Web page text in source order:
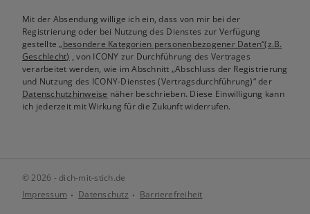
Mit der Absendung willige ich ein, dass von mir bei der
Registrierung oder bei Nutzung des Dienstes zur Verfügung
gestellte„besondere Kategorien personenbezogener Daten“(z.B.
Geschlecht) , von ICONY zur Durchführung des Vertrages
verarbeitet werden, wie im Abschnitt „Abschluss der Registrierung
und Nutzung des ICONY-Dienstes (Vertragsdurchführung)“ der
Datenschutzhinweise näher beschrieben. Diese Einwilligung kann
ich jederzeit mit Wirkung für die Zukunft widerrufen.
© 2026 - dich-mit-stich.de
Impressum
Datenschutz Barrierefreiheit